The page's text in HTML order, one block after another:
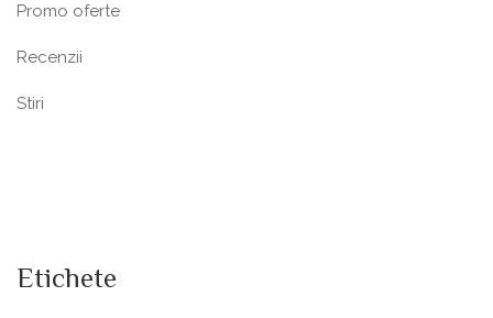
Promo oferte
Recenzii
Stiri
Etichete